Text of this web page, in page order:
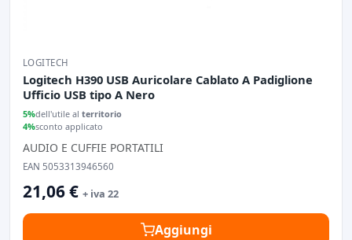
LOGITECH
Logitech H390 USB Auricolare Cablato A Padiglione
Ufficio USB tipo A Nero
5%dell'utile al territorio
4%sconto applicato
AUDIO E CUFFIE PORTATILI
EAN 5053313946560
21,06 € + iva 22
Aggiungi